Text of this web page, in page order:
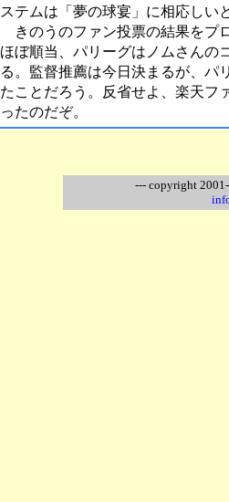
ステムは「夢の球宴」に相応しい
きのうのファン投票の結果をプ
ほぼ順当、パリーグはノムさんの
る。監督推薦は今日決まるが、パ
たことだろう。反省せよ、楽天フ
ったのだぞ。
--- copyright